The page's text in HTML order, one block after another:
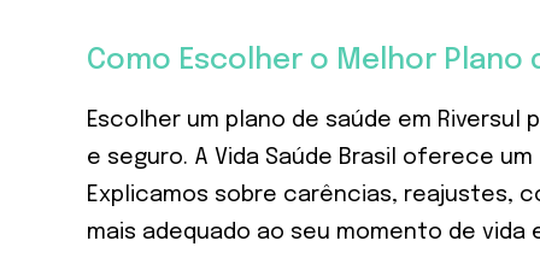
Como Escolher o Melhor Plano
Escolher um plano de saúde em
e seguro. A Vida Saúde Brasil oferece
Explicamos sobre carências, reajustes,
mais adequado ao seu momento de